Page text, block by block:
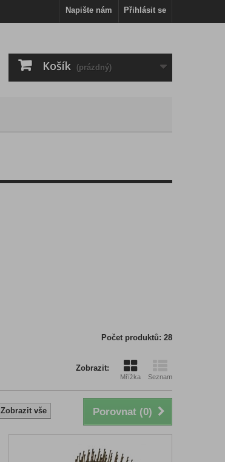
Přihlásit se
Napište nám
Košík (prázdný)
Počet produktů: 28
Zobrazit:
Mřížka Seznam
Porovnat (0)
Zobrazit vše